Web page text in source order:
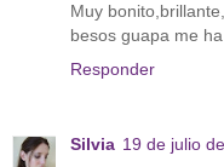
Muy
besos guapa me
Responder
Silvia 19 de julio